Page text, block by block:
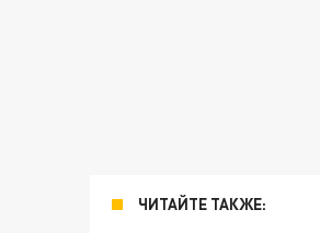
ЧИТАЙТЕ ТАКЖЕ: